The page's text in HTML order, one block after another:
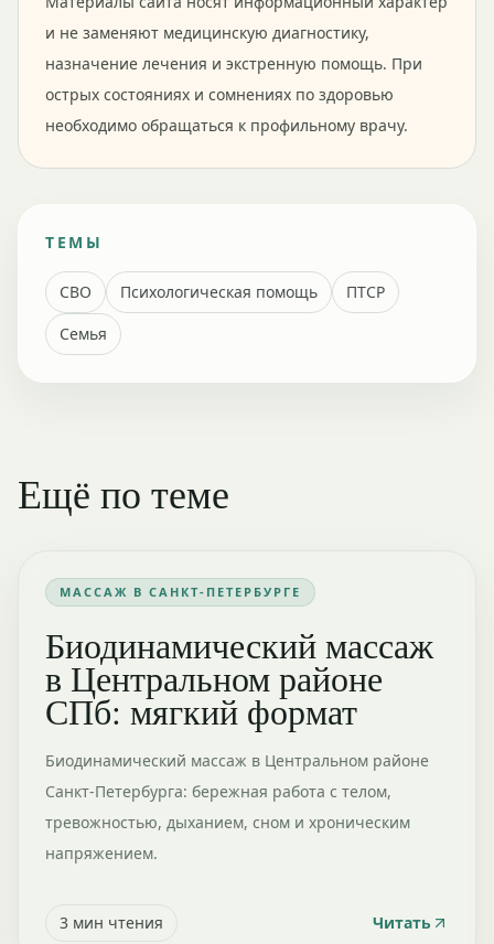
и не заменяют медицинскую диагностику,
назначение лечения и экстренную помощь. При
острых состояниях и сомнениях по здоровью
необходимо обращаться к профильному врачу.
ТЕМЫ
СВО Психологическая помощь
ПТСР
Семья
Ещё по теме
МАССАЖ В САНКТ-ПЕТЕРБУРГЕ
Биодинамический массаж
в Центральном районе
СПб: мягкий формат
Биодинамический массаж в Центральном районе
Санкт-Петербурга: бережная работа с телом,
тревожностью, дыханием, сном и хроническим
напряжением.
3 мин чтения Читать